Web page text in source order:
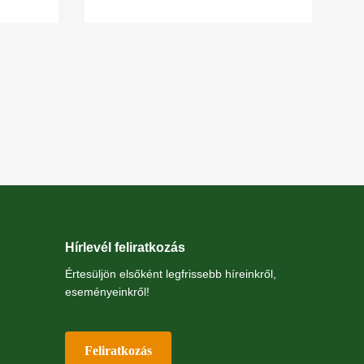
Hírlevél feliratkozás
Értesüljön elsőként legfrissebb híreinkről,
eseményeinkről!
Feliratkozás